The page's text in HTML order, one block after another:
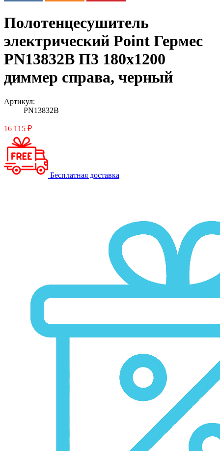
Полотенцесушитель
электрический Point Гермес
PN13832B П3 180x1200
диммер справа, черный
Артикул:
PN13832B
16 115 ₽
Бесплатная доставка